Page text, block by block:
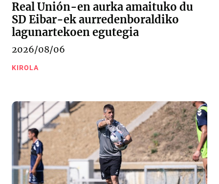
Real Unión-en aurka amaituko du
SD Eibar-ek aurredenboraldiko
lagunartekoen egutegia
2026/08/06
KIROLA